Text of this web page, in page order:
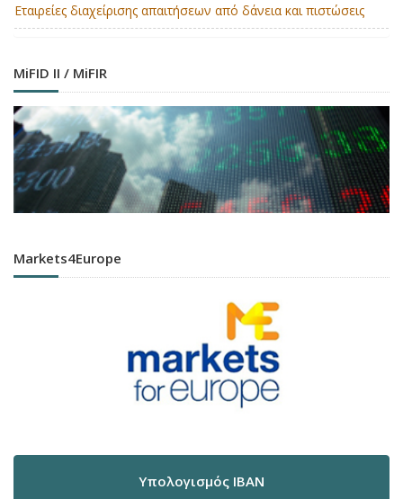
Εταιρείες διαχείρισης απαιτήσεων από δάνεια και πιστώσεις
MiFID II / MiFIR
Markets4Europe
Υπολογισμός IBAN